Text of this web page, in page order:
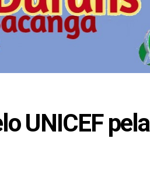
UNICEF pela